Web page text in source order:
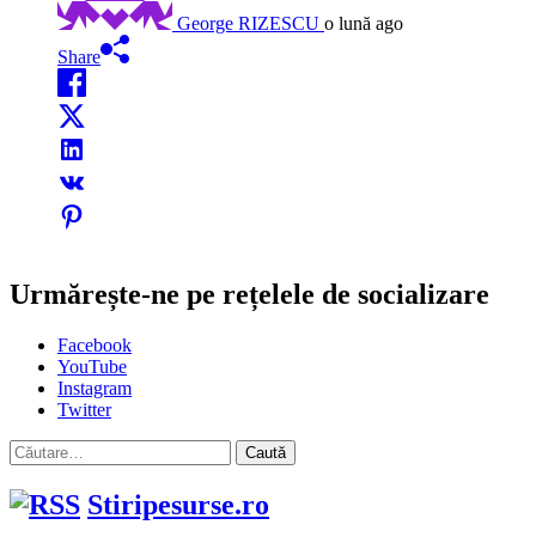
George RIZESCU o lună ago
Share
Urmărește-ne pe rețelele de socializare
Facebook
YouTube
Instagram
Twitter
Caută
după:
Stiripesurse.ro